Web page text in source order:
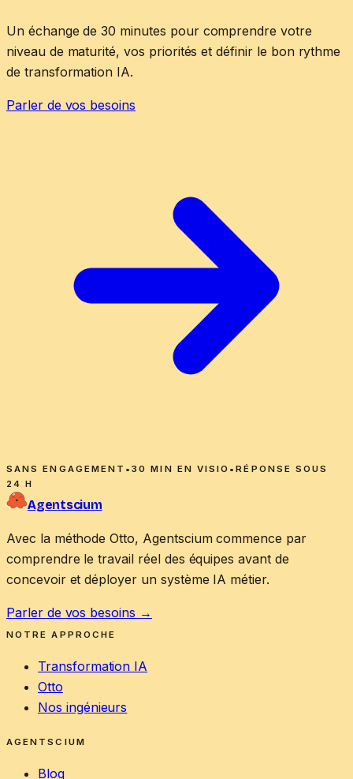
Un échange de 30 minutes pour comprendre votre
niveau de maturité, vos priorités et définir le bon rythme
de transformation IA.
Parler de vos besoins
SANS ENGAGEMENT •30 MIN EN VISIO •RÉPONSE SOUS
24 H
Agentscium
Avec la méthode Otto, Agentscium commence par
comprendre le travail réel des équipes avant de
concevoir et déployer un système IA métier.
Parler de vos besoins →
NOTRE APPROCHE
Transformation IA
Otto
Nos ingénieurs
AGENTSCIUM
Blog